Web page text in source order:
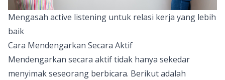
Mengasah active listening untuk relasi kerja yang lebih
baik
Cara Mendengarkan Secara Aktif
Mendengarkan secara aktif tidak hanya sekedar
menyimak seseorang berbicara. Berikut adalah